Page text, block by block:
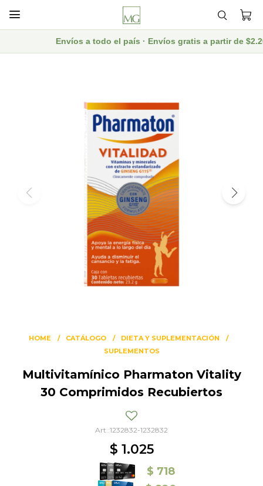

Envíos a todo el país · Envíos gratis a partir de
HOME CATÁLOGO
DIETA Y SUPLEMENTACIÓN
SUPLEMENTOS
Multivitamínico Pharmaton Vitality
30 Comprimidos Recubiertos
1232832-1232832
$ 1.025
$ 718